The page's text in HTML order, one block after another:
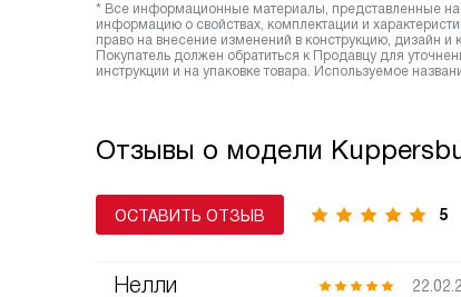
* Все информационные материалы, представленные на
информацию о свойствах, комплектации и
право на внесение изменений в конструкцию, дизайн
Покупатель должен обратиться к Продавцу для
инструкции и на упаковке товара. Используемое
Отзывы о модели
5
ОСТАВИТЬ ОТЗЫВ
Нелли